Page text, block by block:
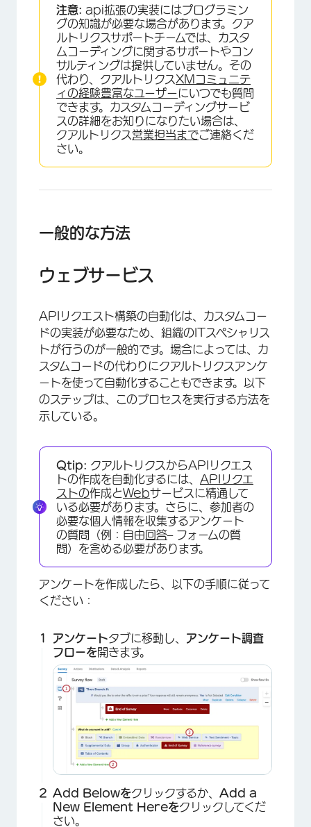
注意: api拡張の実装にはプログラミン
グの知識が必要な場合があります。クア
ルトリクスサポートチームでは、カスタ
ムコーディングに関するサポートやコン
サルティングは提供していません。その
代わり、クアルトリクス XMコミュニテ
ィの経験豊富なユーザーにいつでも質問
できます。カスタムコーディングサービ
スの詳細をお知りになりたい場合は、
クアルトリクス 営業担当までご連絡くだ
さい。
一般的な方法
ウェブサービス
APIリクエスト構築の自動化は、カスタムコー
ドの実装が必要なため、組織のITスペシャリス
トが行うのが一般的です。場合によっては、カ
スタムコードの代わりにクアルトリクスアンケ
ートを使って自動化することもできます。以下
のステップは、このプロセスを実行する方法を
示している。
Qtip: クアルトリクスからAPIリクエス
トの作成を自動化するには、 APIリクエ
ストの作成とWebサービスに精通して
いる必要があります。さらに、参加者の
必要な個人情報を収集するアンケート
の質問（例：自由回答– フォームの質
問）を含める必要があります。
アンケートを作成したら、以下の手順に従って
ください：
アンケートタブに移動し、 アンケート調査
フローを開きます。
Add Belowをクリックするか、 Add a
New Element Hereをクリックしてくだ
さい。